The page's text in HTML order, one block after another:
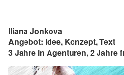
Iliana Jonkova
Angebot: Idee, Konzept, Text
3 Jahre in Agenturen, 2 Jahre